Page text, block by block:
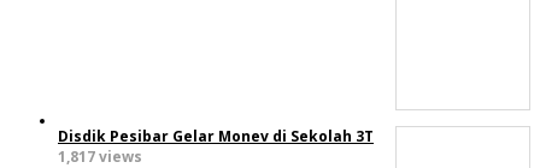
Disdik Pesibar Gelar Monev di Sekolah 3T
1,817 views